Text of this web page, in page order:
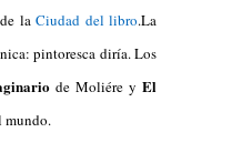
laCiudad del libro.La
pintoresca diría. Los
de Moliére y El
mundo.